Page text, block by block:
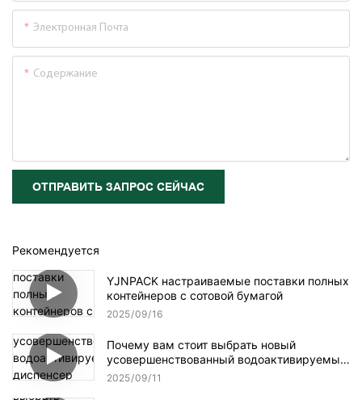
Электронная Почта
Содержание
ОТПРАВИТЬ ЗАПРОС СЕЙЧАС
Рекомендуется
YJNPACK настраиваемые поставки полных
контейнеров с сотовой бумагой
2025 09 16
Почему вам стоит выбрать новый
усовершенствованный водоактивируемый
диспенсер для клейкой ленты NT-AT 3.0?
2025 09 11